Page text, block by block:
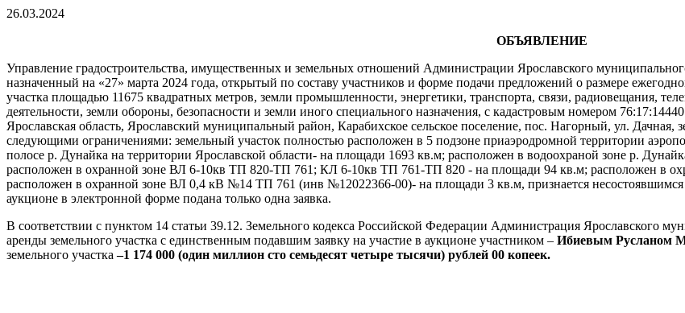
26.03.2024
ОБЪЯВЛЕНИЕ
Управление градостроительства, имущественных и земельных отношений Администрации Ярославского
назначенный на «27» марта 2024 года, открытый по составу участников и форме подачи предложений о размере
участка площадью 11675 квадратных метров, земли промышленности, энергетики, транспорта, связи, радиовещания,
деятельности, земли обороны, безопасности и земли иного специального назначения, с кадастровым номером
Ярославская область, Ярославский муниципальный район, Карабихское сельское поселение, пос. Нагорный, ул.
следующими ограничениями: земельный участок полностью расположен в 5 подзоне приаэродромной территории
полосе р. Дунайка на территории Ярославской области- на площади 1693 кв.м; расположен в водоохраной зоне р.
расположен в охранной зоне ВЛ 6-10кв ТП 820-ТП 761; КЛ 6-10кв ТП 761-ТП 820 - на площади 94 кв.м; расположен в
расположен в охранной зоне ВЛ 0,4 кВ №14 ТП 761 (инв №12022366-00)- на площади 3 кв.м, признается несостоявшимся
аукционе в электронной форме подана только одна заявка.
В соответствии с пунктом 14 статьи 39.12. Земельного кодекса Российской Федерации Администрация Ярославского
аренды земельного участка с единственным подавшим заявку на участие в аукционе участником – Ибиевым Русланом
земельного участка–1 174 000 (один миллион сто семьдесят четыре тысячи) рублей 00 копеек.